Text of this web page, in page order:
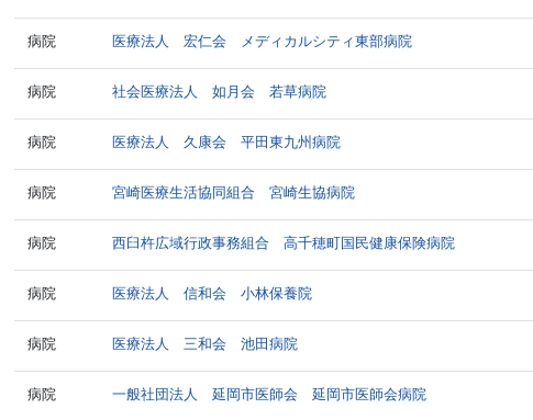
病院 医療法人 宏仁会 メディカルシティ東部病院
病院 社会医療法人 如月会 若草病院
病院 医療法人 久康会 平田東九州病院
病院 宮崎医療生活協同組合 宮崎生協病院
病院 西臼杵広域行政事務組合 高千穂町国民健康保険病院
病院 医療法人 信和会 小林保養院
病院 医療法人 三和会 池田病院
病院 一般社団法人 延岡市医師会 延岡市医師会病院